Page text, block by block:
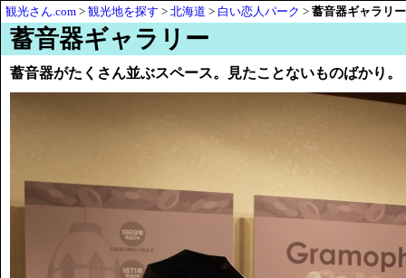
観光さん.com > 観光地を探す > 北海道 > 白い恋人パーク > 蓄音器ギャラリー
蓄音器ギャラリー
蓄音器がたくさん並ぶスペース。見たことないものばかり。